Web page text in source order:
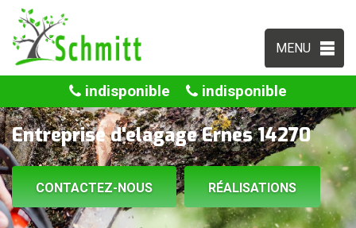
MENU
indisponible indisponible
Entreprise d'elagage Ernes 14270
CONTACTEZ-NOUS RÉALISATIONS